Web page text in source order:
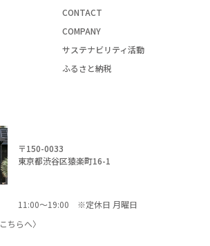
CONTACT
COMPANY
サステナビリティ活動
ふるさと納税
〒150-0033
東京都渋谷区猿楽町16-1
11:00～19:00 ※定休日 月曜日
こちらへ〉